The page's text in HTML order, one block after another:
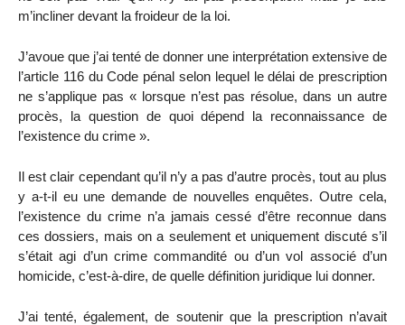
m’incliner devant la froideur de la loi.
J’avoue que j’ai tenté de donner une interprétation extensive de
l’article 116 du Code pénal selon lequel le délai de prescription
ne s’applique pas « lorsque n’est pas résolue, dans un autre
procès, la question de quoi dépend la reconnaissance de
l’existence du crime ».
Il est clair cependant qu’il n’y a pas d’autre procès, tout au plus
y a-t-il eu une demande de nouvelles enquêtes. Outre cela,
l’existence du crime n’a jamais cessé d’être reconnue dans
ces dossiers, mais on a seulement et uniquement discuté s’il
s’était agi d’un crime commandité ou d’un vol associé d’un
homicide, c’est-à-dire, de quelle définition juridique lui donner.
J’ai tenté, également, de soutenir que la prescription n’avait